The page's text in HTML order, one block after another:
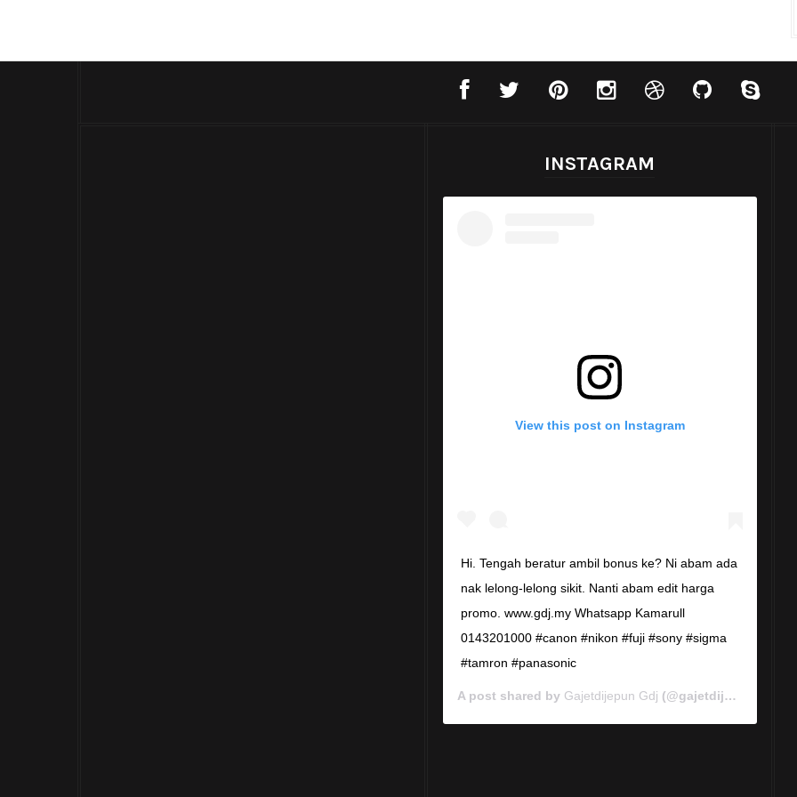
INSTAGRAM
View this post on Instagram
Hi. Tengah beratur ambil bonus ke? Ni abam ada
nak lelong-lelong sikit. Nanti abam edit harga
promo. www.gdj.my Whatsapp Kamarull
0143201000 #canon #nikon #fuji #sony #sigma
#tamron #panasonic
A post shared by Gajetdijepun Gdj (@gajetdijepun) on